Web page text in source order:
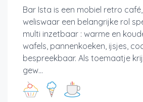
Bar Ista is een mobiel retro
weliswaar een belangrijke rol
multi inzetbaar : warme en
wafels, pannenkoeken, ijsjes,
bespreekbaar. Als toemaatje
gew...